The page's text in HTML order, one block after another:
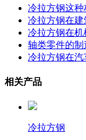
冷拉方钢这
冷拉方钢在建
冷拉方钢在
轴类零件的
冷拉方钢在
相关产品
冷拉方钢